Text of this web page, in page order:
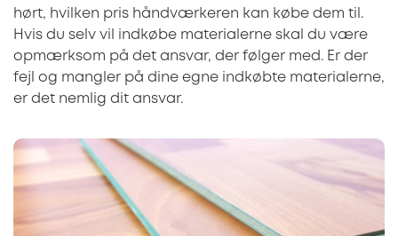
hørt, hvilken pris håndværkeren kan købe dem til.
Hvis du selv vil indkøbe materialerne skal du være
opmærksom på det ansvar, der følger med. Er der
fejl og mangler på dine egne indkøbte materialerne,
er det nemlig dit ansvar.